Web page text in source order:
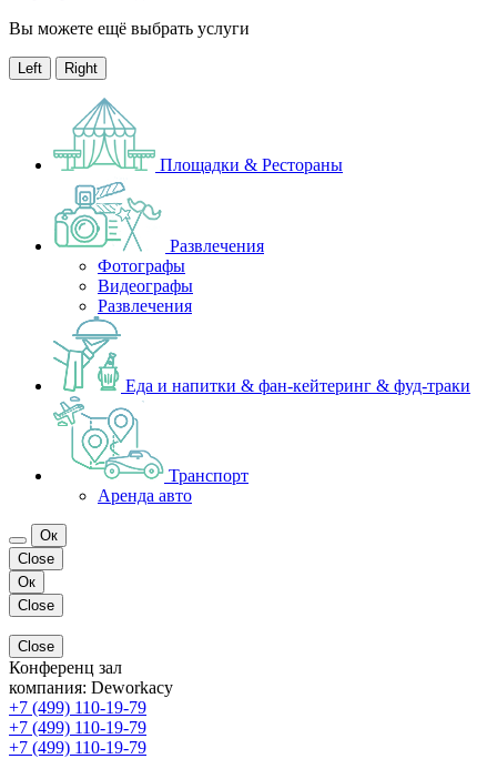
Вы можете ещё выбрать услуги
Left Right
Площадки & Рестораны
Развлечения
Фотографы
Видеографы
Развлечения
Еда и напитки & фан-кейтеринг & фуд-траки
Транспорт
Аренда авто
Ок
Close
Ок
Close
Close
Конференц зал
компания: Deworkacy
+7 (499) 110-19-79
+7 (499) 110-19-79
+7 (499) 110-19-79